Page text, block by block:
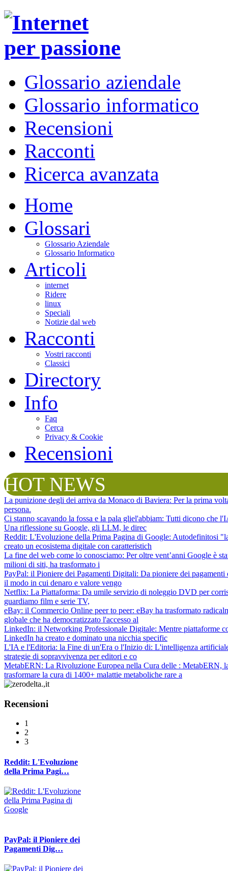
Glossario aziendale
Glossario informatico
Recensioni
Racconti
Ricerca avanzata
Home
Glossari
Glossario Aziendale
Glossario Informatico
Articoli
internet
Ridere
linux
Speciali
Notizie dal web
Racconti
Vostri racconti
Classici
Directory
Info
Faq
Cerca
Privacy & Cookie
Recensioni
HOT NEWS
La punizione degli dei arriva da Monaco di Baviera: Per la prima
persona.
Ci stanno scavando la fossa e la pala gliel'abbiam: Tutti dicono che
Una riflessione su Google, gli LLM, le direc
Reddit: L'Evoluzione della Prima Pagina di Google: Autodefinitosi
creato un ecosistema digitale con caratteristich
La fine del web come lo conosciamo: Per oltre vent’anni Google è
milioni di siti, ha trasformato i
PayPal: il Pioniere dei Pagamenti Digitali: Da pioniere dei
il modo in cui denaro e valore vengo
Netflix: La Piattaforma: Da umile servizio di noleggio DVD per
guardiamo film e serie TV,
eBay: il Commercio Online peer to peer: eBay ha trasformato
globale che ha democratizzato l'accesso al
LinkedIn: il Networking Professionale Digitale: Mentre piattaforme
LinkedIn ha creato e dominato una nicchia specific
L'IA e l'Editoria: la Fine di un'Era o l'Inizio di: L'intelligenza
strategie di sopravvivenza per editori e co
MetabERN: La Rivoluzione Europea nella Cura delle : MetabERN,
trasformare la cura di 1400+ malattie metaboliche rare a
Recensioni
1
2
3
Reddit: L'Evoluzione
della Prima Pagi…
PayPal: il Pioniere dei
Pagamenti Dig…